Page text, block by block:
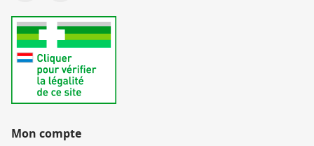
Mon compte